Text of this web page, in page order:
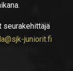
seurakehittäjä
juniorit.fi